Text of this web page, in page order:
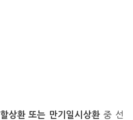
상환 또는 만기일시상환 중 선